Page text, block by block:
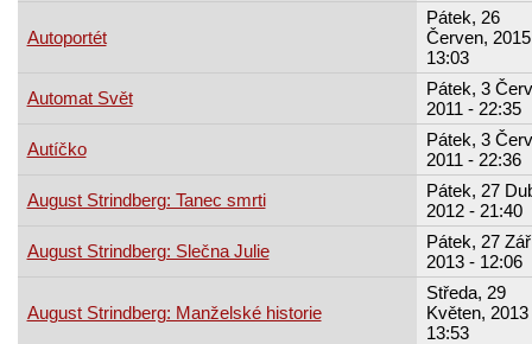
Autoportét
Pátek, 26
Červen,
13:03
Automat Svět
Pátek, 3
2011 - 22:35
Autíčko
Pátek, 3
2011 - 22:36
August Strindberg: Tanec smrti
Pátek, 27
2012 - 21:40
August Strindberg: Slečna Julie
Pátek, 27
2013 - 12:06
August Strindberg: Manželské historie
Středa, 29
Květen, 2013
13:53